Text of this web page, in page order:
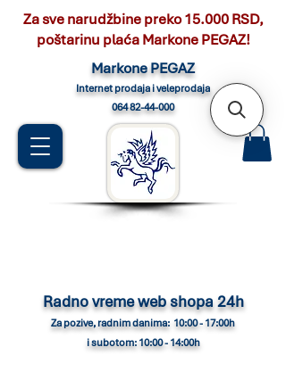
Markone PEGAZ
Internet prodaja i veleprodaja
064 82-44-000
Radno vreme web shopa 24h
Za pozive, radnim danima: 10:00 - 17:00h
i subotom: 10:00 - 14:00h
Za sve narudžbine preko 15.000 RSD,
poštarinu plaća Markone PEGAZ!